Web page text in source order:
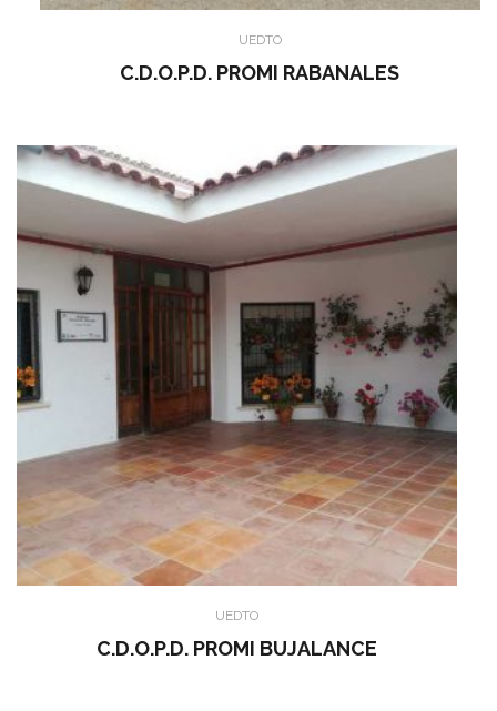
UEDTO
C.D.O.P.D. PROMI RABANALES
UEDTO
C.D.O.P.D. PROMI BUJALANCE